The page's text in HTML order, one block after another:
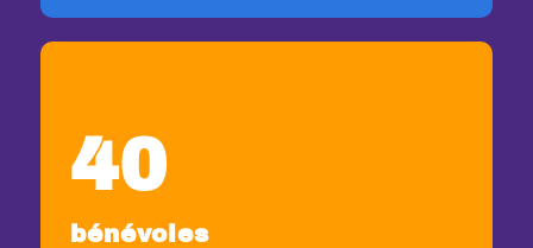
40
bénévoles